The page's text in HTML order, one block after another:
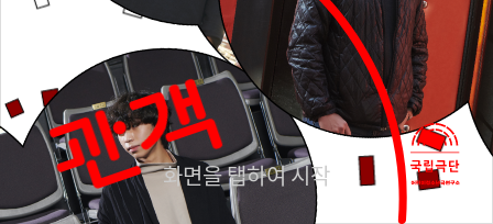
관객화면을 탭하여 시작